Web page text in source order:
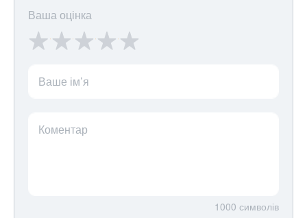
Ваша оцінка
Ваше ім’я
Коментар
1000 символів